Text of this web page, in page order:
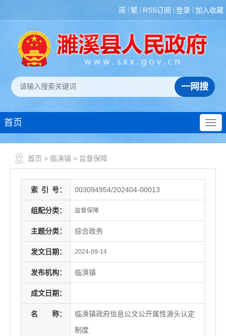
简 繁 RSS订阅 登录 加入收藏
首页
首页 > 临涣镇 > 监督保障
索 引 号： 003094954/202404-00013
组配分类： 监督保障
主题分类： 综合政务
发文日期： 2024-09-14
发布机构： 临涣镇
成文日期：
名 称：
临涣镇政府信息公文公开属性源头认定
制度